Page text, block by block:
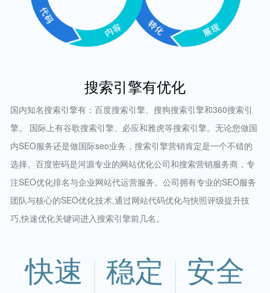
搜索引擎有优化
国内知名搜索引擎有：百度搜索引擎、搜狗搜索引擎和360搜索引
擎。 国际上有谷歌搜索引擎、必应和雅虎等搜索引擎。无论您做国
内SEO服务还是做国际seo业务，搜索引擎营销肯定是一个不错的
选择。百度密码是河源专业的网站优化公司和搜索营销服务商，专
注SEO优化排名与企业网站代运营服务。公司拥有专业的SEO服务
团队与核心的SEO优化技术,通过网站代码优化与快照评级提升技
巧,快速优化关键词进入搜索引擎前几名。
快速 稳定 安全